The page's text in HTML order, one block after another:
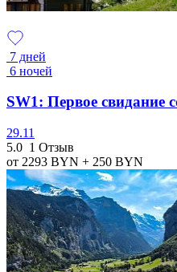
7 дней
6 ночей
SW1: Первое свидание
29.11
5.0 1 Отзыв
от 2293 BYN + 250 BYN